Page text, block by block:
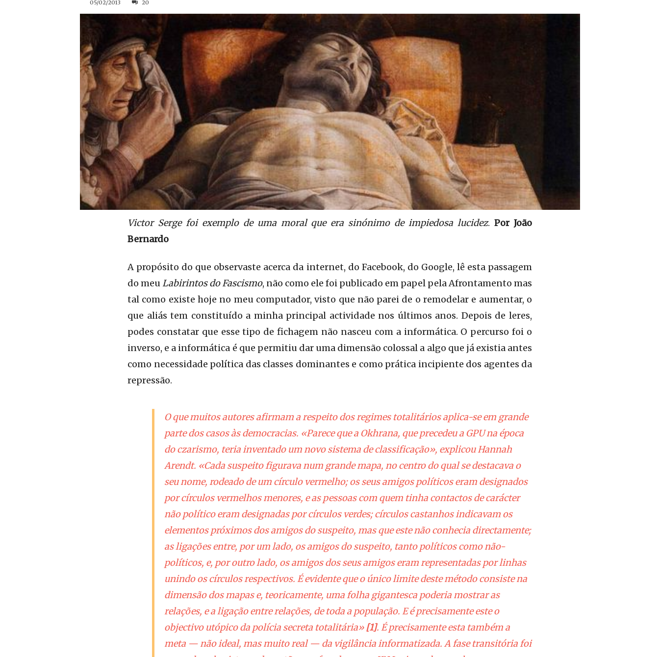
05/02/2013 20
Victor Serge foi exemplo de uma moral que era sinónimo de impiedosa lucidez.Por João
Bernardo
A propósito do que observaste acerca da internet, do Facebook, do Google, lê esta passagem
do meuLabirintos do Fascismo, não como ele foi publicado em papel pela Afrontamento mas
tal como existe hoje no meu computador, visto que não parei de o remodelar e aumentar, o
que aliás tem constituído a minha principal actividade nos últimos anos. Depois de leres,
podes constatar que esse tipo de fichagem não nasceu com a informática. O percurso foi o
inverso, e a informática é que permitiu dar uma dimensão colossal a algo que já existia antes
como necessidade política das classes dominantes e como prática incipiente dos agentes da
repressão.
O que muitos autores afirmam a respeito dos regimes totalitários aplica-se em grande
parte dos casos às democracias. «Parece que a Okhrana, que precedeu a GPU na época
do czarismo, teria inventado um novo sistema de classificação», explicou Hannah
Arendt. «Cada suspeito figurava num grande mapa, no centro do qual se destacava o
seu nome, rodeado de um círculo vermelho; os seus amigos políticos eram designados
por círculos vermelhos menores, e as pessoas com quem tinha contactos de carácter
não político eram designadas por círculos verdes; círculos castanhos indicavam os
elementos próximos dos amigos do suspeito, mas que este não conhecia directamente;
as ligações entre, por um lado, os amigos do suspeito, tanto políticos como não-
políticos, e, por outro lado, os amigos dos seus amigos eram representadas por linhas
unindo os círculos respectivos. É evidente que o único limite deste método consiste na
dimensão dos mapas e, teoricamente, uma folha gigantesca poderia mostrar as
relações, e a ligação entre relações, de toda a população. E é precisamente este o
objectivo utópico da polícia secreta totalitária»[1]. É precisamente esta também a
meta — não ideal, mas muito real — da vigilância informatizada. A fase transitória foi